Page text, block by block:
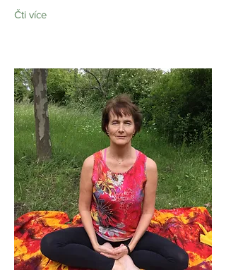
Čti více